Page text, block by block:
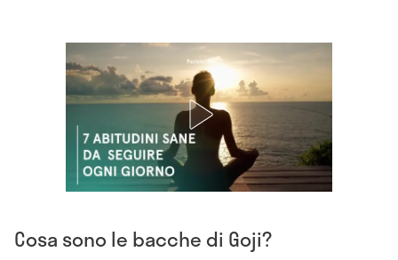
Cosa sono le bacche di Goji?